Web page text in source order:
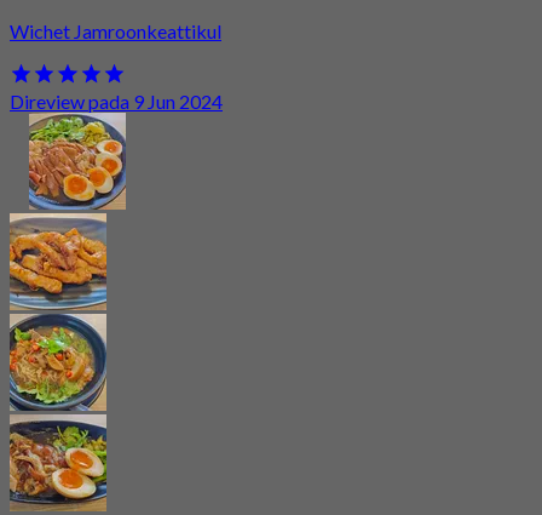
Wichet Jamroonkeattikul
Direview pada 9 Jun 2024